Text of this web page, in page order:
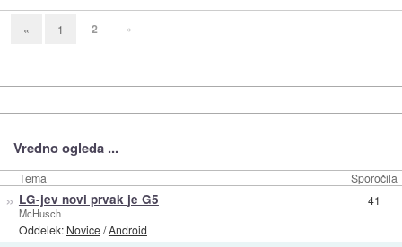
« 1 2 »
Vredno ogleda ...
Tema Sporočila
» LG-jev novi prvak je G5
McHusch
Oddelek: Novice/Android
41